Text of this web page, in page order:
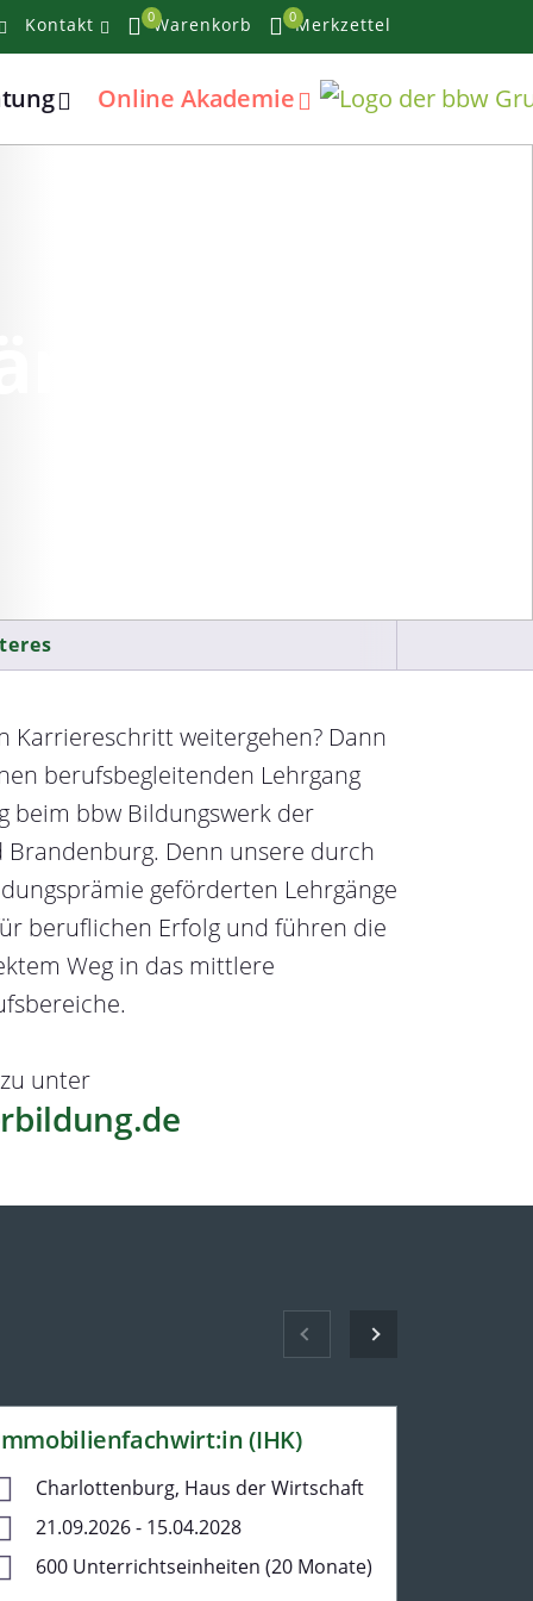
Kontakt 0Warenkorb 0Merkzettel
Online Akademie
Karriereschritt weitergehen? Dann
berufsbegleitenden Lehrgang
beim bbw Bildungswerk der
Denn unsere durch
geförderten Lehrgänge
beruflichen Erfolg und führen die
Weg in das mittlere
unter
(IHK)
Charlottenburg, Haus der Wirtschaft
21.09.2026 - 15.04.2028
600 Unterrichtseinheiten (20 Monate)